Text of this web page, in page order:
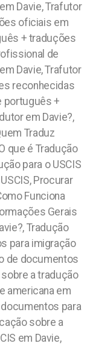
Davie, Trafutor
oficiais em
+ traduções
de
Davie, Trafutor
reconhecidas
português +
em Davie?,
Traduz
que é Tradução
para o USCIS
Procurar
Funciona
Gerais
Tradução
para imigração
de documentos
a tradução
americana em
para
sobre a
em Davie,